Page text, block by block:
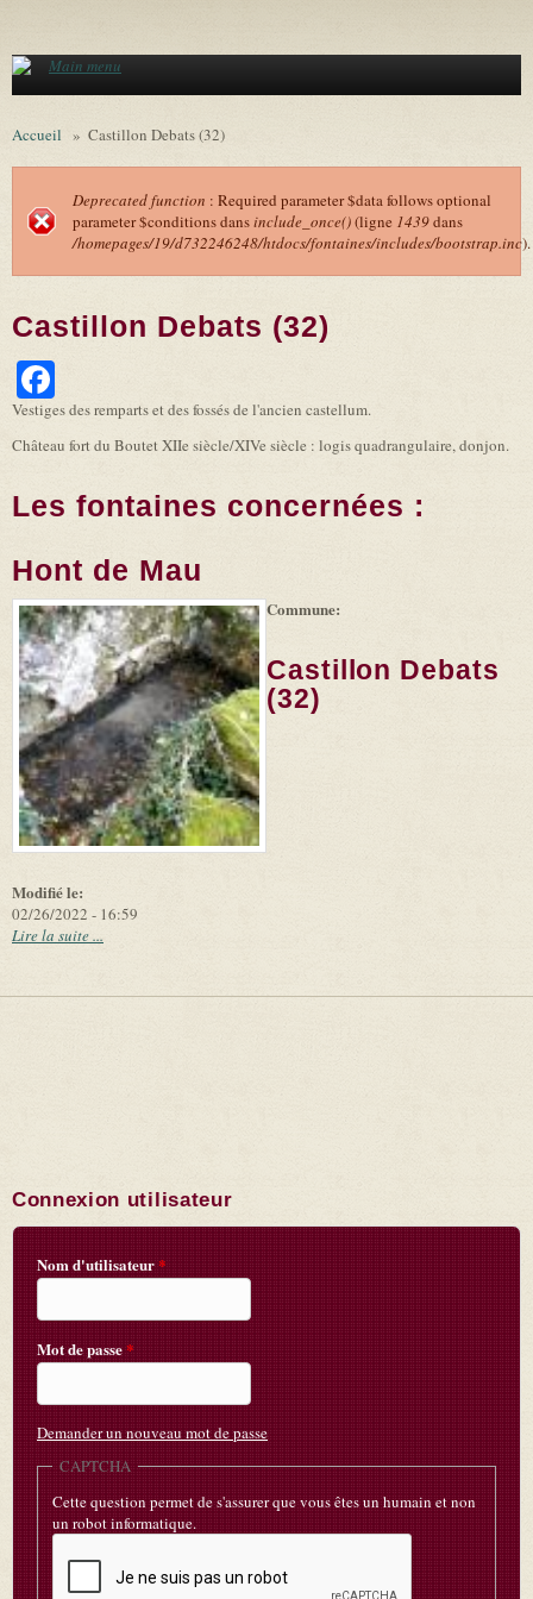
Main menu
Accueil » Castillon Debats (32)
Message d'erreur
Deprecated function : Required parameter $data follows optional
parameter $conditions dansinclude_once()(ligne 1439dans
/homepages/19/d732246248/htdocs/fontaines/includes/bootstrap.inc).
Castillon Debats (32)
Vestiges des remparts et des fossés de l'ancien castellum.
Château fort du Boutet XIIe siècle/XIVe siècle : logis quadrangulaire, donjon.
Les fontaines concernées :
Hont de Mau
Modifié le:
02/26/2022 - 16:59
Commune:
Castillon Debats
(32)
Lire la suite ...
Connexion utilisateur
Nom d'utilisateur*
Mot de passe*
Demander un nouveau mot de passe
CAPTCHA
Cette question permet de s'assurer que vous êtes un humain et non
un robot informatique.